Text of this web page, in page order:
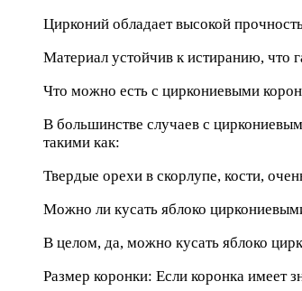
Цирконий обладает высокой
Материал устойчив к истиранию, что
Что можно есть с циркониевыми
В большинстве случаев с
такими как:
Твердые орехи в скорлупе, кости,
Можно ли кусать яблоко
В целом, да, можно кусать яблоко
Размер коронки: Если коронка имеет